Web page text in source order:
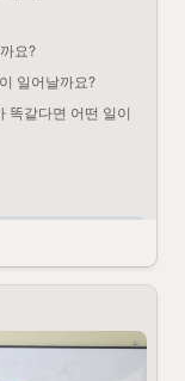
요?
일어날까요?
똑같다면 어떤 일이